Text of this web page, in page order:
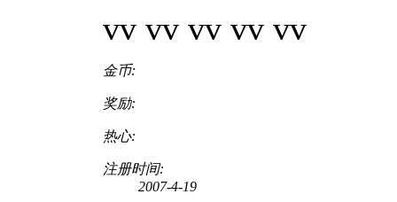
vv vv vv vv vv
金币:
奖励:
热心:
注册时间:
2007-4-19